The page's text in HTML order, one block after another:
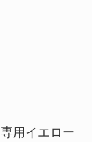
用イエロー